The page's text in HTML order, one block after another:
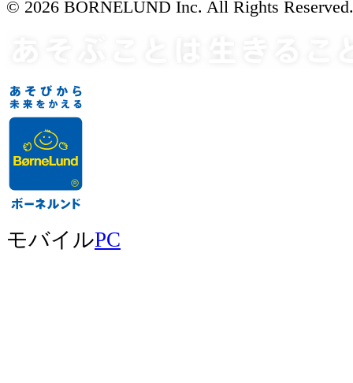
© 2026 BORNELUND Inc. All Rights Reserved.
モバイルPC